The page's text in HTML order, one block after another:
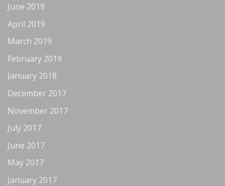
June 2019
April 2019
March 2019
February 2019
January 2018
December 2017
November 2017
July 2017
June 2017
May 2017
January 2017